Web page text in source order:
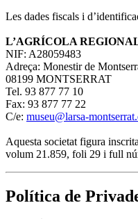
Les dades fiscals i
L’AGRÍCOLA
NIF: A28059483
Adreça: Monestir de
08199 MONTSERRAT
Tel. 93 877 77 10
Fax: 93 877 77 22
C/e: museu@larsa-
Aquesta societat figura
volum 21.859, foli 29 i full
Política de